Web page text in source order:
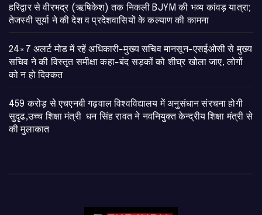
​हरिद्वार से वीरभद्र (ऋषिकेश) तक निकली BJYM की भव्य कांवड़ यात्रा;
तेजस्वी सूर्या ने की देश व प्रदेशवासियों के कल्याण की कामना
24×7 अलर्ट मोड में रहें अधिकारी-मुख्य सचिव मानसून-एसईओसी से मुख्य
सचिव ने की विस्तृत समीक्षा कहा-बंद सड़कों को शीघ्र खोला जाए, लोगों
को न हो दिक्कत
459 करोड़ से एचएनबी गढ़वाल विश्वविद्यालय में अनुसंधान संरचना होगी
सुदृढ,उच्च शिक्षा मंत्री धन सिंह रावत ने नवनियुक्त केन्द्रीय शिक्षा मंत्री से
की मुलाकात